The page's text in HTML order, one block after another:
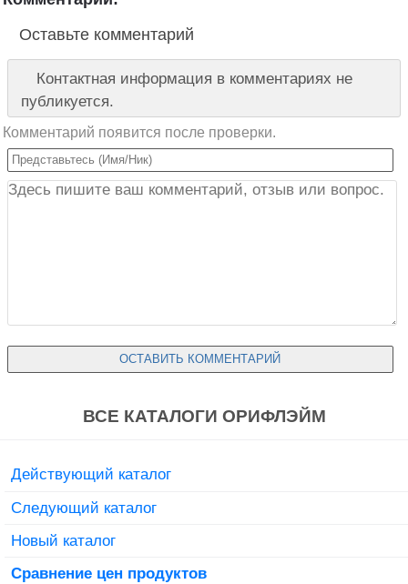
Оставьте комментарий
Контактная информация в комментариях не
публикуется.
Комментарий появится после проверки.
ВСЕ КАТАЛОГИ ОРИФЛЭЙМ
Действующий каталог
Следующий каталог
Новый каталог
Сравнение цен продуктов